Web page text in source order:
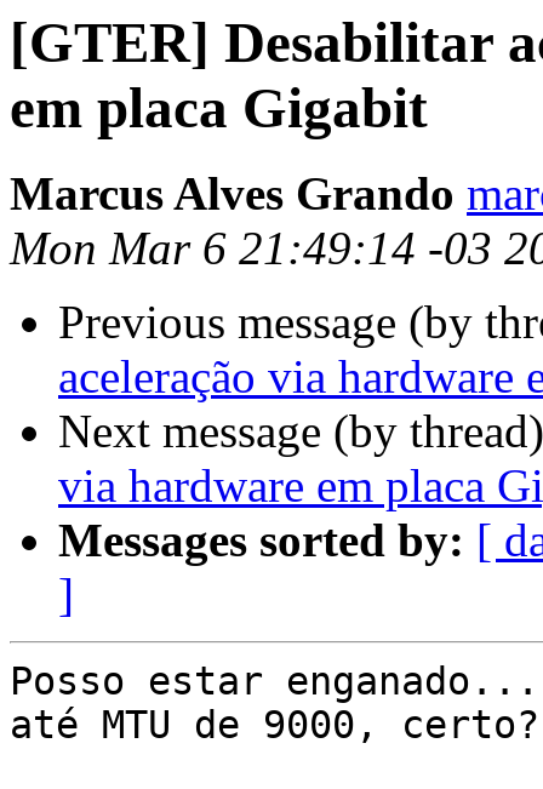
[GTER] Desabilitar
em placa Gigabit
Marcus Alves Grando
Mon Mar 6 21:49:14 -03
Previous message (by
aceleração via hardware
Next message (by
via hardware em placa
Messages sorted by: [
]
Posso estar
até MTU de 9000, certo?